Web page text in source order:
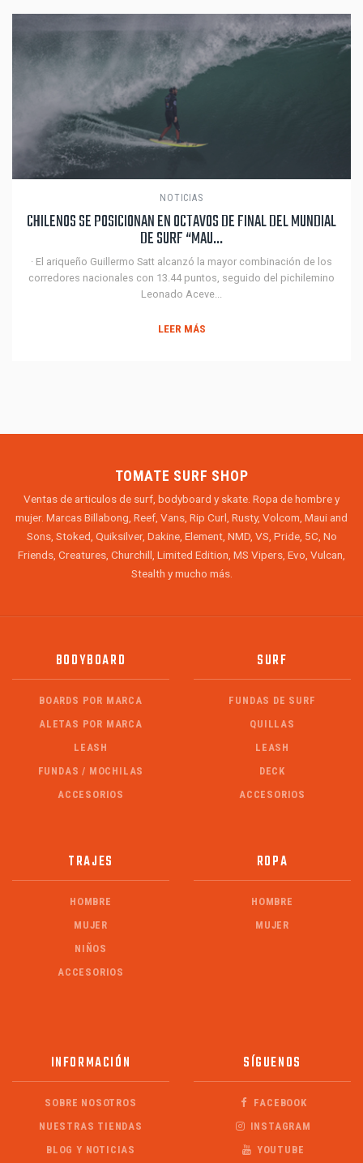
NOTICIAS
CHILENOS SE POSICIONAN EN OCTAVOS DE FINAL DEL MUNDIAL
DE SURF “MAU...
· El ariqueño Guillermo Satt alcanzó la mayor combinación de los
corredores nacionales con 13.44 puntos, seguido del pichilemino
Leonado Aceve...
LEER MÁS
TOMATE SURF SHOP
Ventas de articulos de surf, bodyboard y skate. Ropa de hombre y
mujer. Marcas Billabong, Reef, Vans, Rip Curl, Rusty, Volcom, Maui and
Sons, Stoked, Quiksilver, Dakine, Element, NMD, VS, Pride, 5C, No
Friends, Creatures, Churchill, Limited Edition, MS Vipers, Evo, Vulcan,
Stealth y mucho más.
BODYBOARD
BOARDS POR MARCA
ALETAS POR MARCA
LEASH
FUNDAS / MOCHILAS
ACCESORIOS
SURF
FUNDAS DE SURF
QUILLAS
LEASH
DECK
ACCESORIOS
TRAJES
HOMBRE
MUJER
NIÑOS
ACCESORIOS
ROPA
HOMBRE
MUJER
INFORMACIÓN
SOBRE NOSOTROS
NUESTRAS TIENDAS
BLOG Y NOTICIAS
SÍGUENOS
FACEBOOK
INSTAGRAM
YOUTUBE